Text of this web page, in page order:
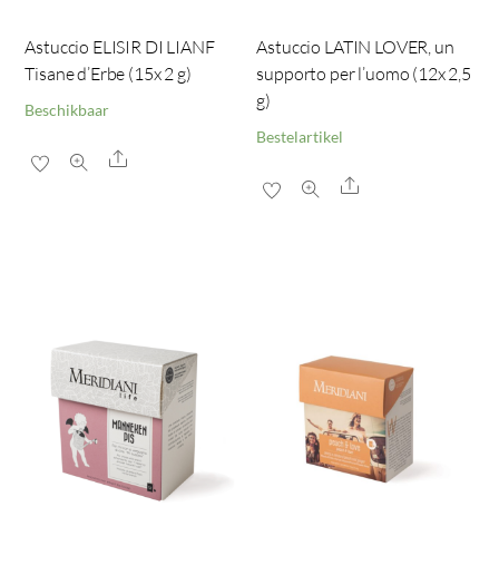
Astuccio ELISIR DI LIANF
Tisane d’Erbe (15x 2 g)
Beschikbaar
Share
Astuccio LATIN LOVER, un
supporto per l’uomo (12x 2,5
g)
Bestelartikel
Share